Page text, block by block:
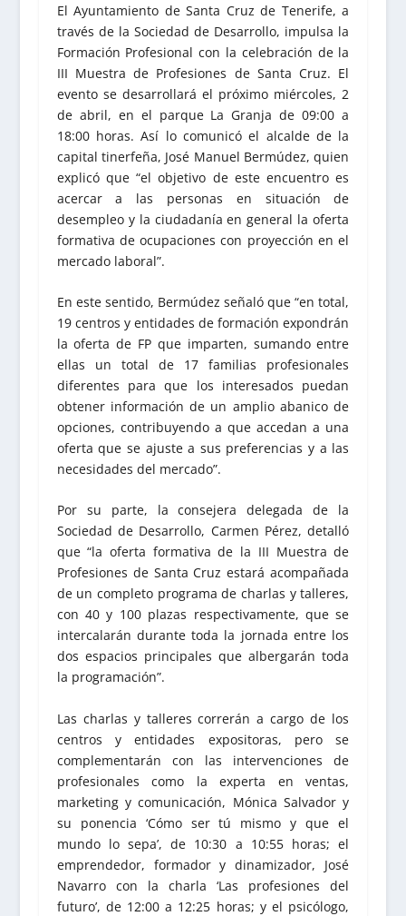
El Ayuntamiento de Santa Cruz de Tenerife, a
través de la Sociedad de Desarrollo, impulsa la
Formación Profesional con la celebración de la
III Muestra de Profesiones de Santa Cruz. El
evento se desarrollará el próximo miércoles, 2
de abril, en el parque La Granja de 09:00 a
18:00 horas. Así lo comunicó el alcalde de la
capital tinerfeña, José Manuel Bermúdez, quien
explicó que “el objetivo de este encuentro es
acercar a las personas en situación de
desempleo y la ciudadanía en general la oferta
formativa de ocupaciones con proyección en el
mercado laboral”.
En este sentido, Bermúdez señaló que “en total,
19 centros y entidades de formación expondrán
la oferta de FP que imparten, sumando entre
ellas un total de 17 familias profesionales
diferentes para que los interesados puedan
obtener información de un amplio abanico de
opciones, contribuyendo a que accedan a una
oferta que se ajuste a sus preferencias y a las
necesidades del mercado”.
Por su parte, la consejera delegada de la
Sociedad de Desarrollo, Carmen Pérez, detalló
que “la oferta formativa de la III Muestra de
Profesiones de Santa Cruz estará acompañada
de un completo programa de charlas y talleres,
con 40 y 100 plazas respectivamente, que se
intercalarán durante toda la jornada entre los
dos espacios principales que albergarán toda
la programación”.
Las charlas y talleres correrán a cargo de los
centros y entidades expositoras, pero se
complementarán con las intervenciones de
profesionales como la experta en ventas,
marketing y comunicación, Mónica Salvador y
su ponencia ‘Cómo ser tú mismo y que el
mundo lo sepa’, de 10:30 a 10:55 horas; el
emprendedor, formador y dinamizador, José
Navarro con la charla ‘Las profesiones del
futuro’, de 12:00 a 12:25 horas; y el psicólogo,